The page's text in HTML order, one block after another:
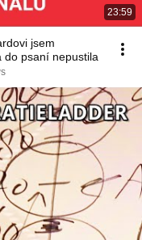
23:59
jsem
do psaní nepustila